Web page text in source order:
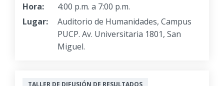
Hora:
4:00 p.m. a 7:00 p.m.
Lugar:
Auditorio de Humanidades, Campus
PUCP. Av. Universitaria 1801, San
Miguel.
TALLER DE DIFUSIÓN DE RESULTADOS